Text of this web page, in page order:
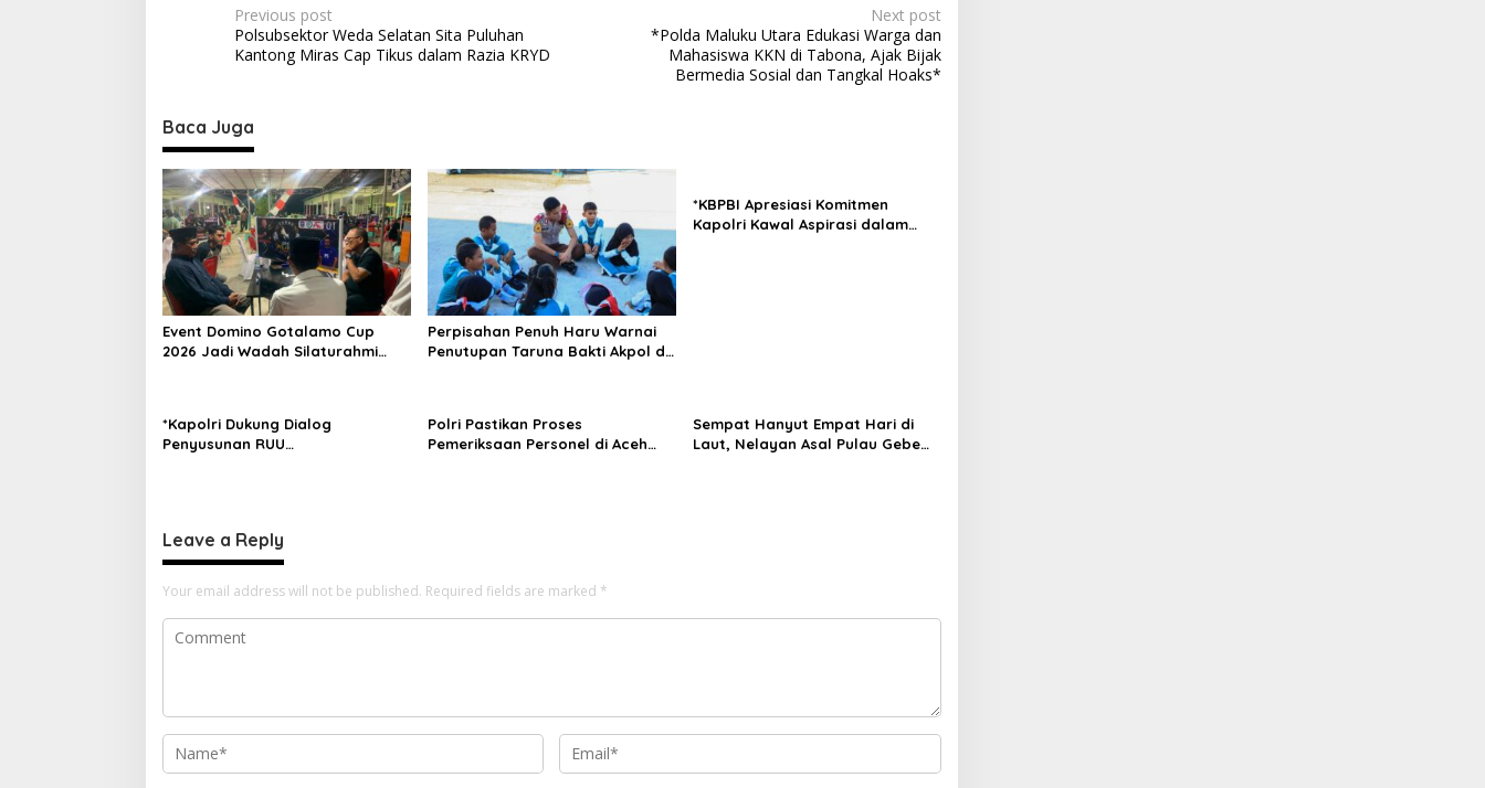
P
o
n
a
v
i
g
a
t
i
n
Previous post
Polsubsektor Weda Selatan Sita Puluhan
Kantong Miras Cap Tikus dalam Razia KRYD
Next post
*Polda Maluku Utara Edukasi Warga dan
Mahasiswa KKN di Tabona, Ajak Bijak
Bermedia Sosial dan Tangkal Hoaks*
Baca Juga
Event Domino Gotalamo Cup
2026 Jadi Wadah Silaturahmi
Perpisahan Penuh Haru Warnai
Penutupan Taruna Bakti Akpol di
*KBPBI Apresiasi Komitmen
Kapolri Kawal Aspirasi dalam
*Kapolri Dukung Dialog
Penyusunan RUU
Polri Pastikan Proses
Pemeriksaan Personel di Aceh
Sempat Hanyut Empat Hari di
Laut, Nelayan Asal Pulau Gebe
Leave a Reply
Your email address will not be published. Required fields are marked *